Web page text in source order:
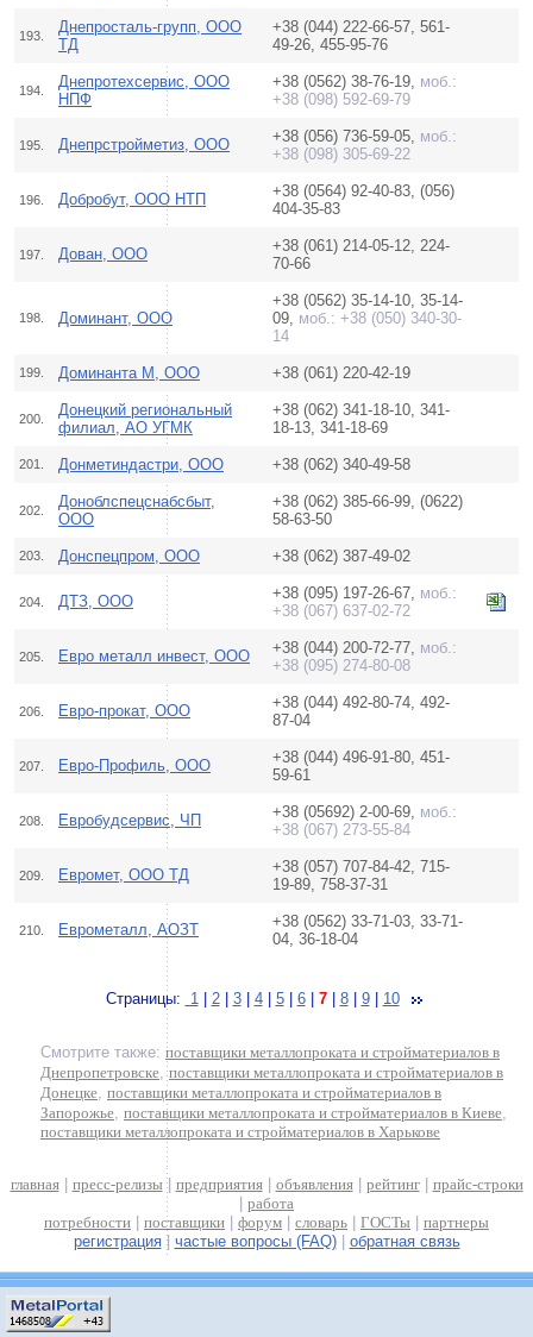
193.
Днепросталь-групп, ООО
ТД
+38 (044) 222-66-57, 561-
49-26, 455-95-76
194.
Днепротехсервис, ООО
НПФ
+38 (0562) 38-76-19, моб.:
+38 (098) 592-69-79
195. Днепрстройметиз, ООО +38 (056) 736-59-05, моб.:
+38 (098) 305-69-22
196. Добробут, ООО НТП
+38 (0564) 92-40-83, (056)
404-35-83
197. Дован, ООО
+38 (061) 214-05-12, 224-
70-66
198. Доминант, ООО
+38 (0562) 35-14-10, 35-14-
09, моб.: +38 (050) 340-30-
14
199. Доминанта М, ООО +38 (061) 220-42-19
200.
Донецкий региональный
филиал, АО УГМК
+38 (062) 341-18-10, 341-
18-13, 341-18-69
201. Донметиндастри, ООО +38 (062) 340-49-58
202.
Доноблспецснабсбыт,
ООО
+38 (062) 385-66-99, (0622)
58-63-50
203. Донспецпром, ООО +38 (062) 387-49-02
204. ДТЗ, ООО +38 (095) 197-26-67, моб.:
+38 (067) 637-02-72
205. Евро металл инвест, ООО +38 (044) 200-72-77, моб.:
+38 (095) 274-80-08
206. Евро-прокат, ООО
+38 (044) 492-80-74, 492-
87-04
207. Евро-Профиль, ООО
+38 (044) 496-91-80, 451-
59-61
208. Евробудсервис, ЧП +38 (05692) 2-00-69, моб.:
+38 (067) 273-55-84
209. Евромет, ООО ТД
+38 (057) 707-84-42, 715-
19-89, 758-37-31
210. Еврометалл, АОЗТ
+38 (0562) 33-71-03, 33-71-
04, 36-18-04
Страницы: 1| 2| 3| 4| 5| 6| 7| 8| 9| 10
Смотрите также: поставщики металлопроката и стройматериалов в
Днепропетровске,поставщики металлопроката и стройматериалов в
Донецке, поставщики металлопроката и стройматериалов в
Запорожье, поставщики металлопроката и стройматериалов в Киеве,
поставщики металлопроката и стройматериалов в Харькове
главная| пресс-релизы | предприятия| объявления| рейтинг| прайс-строки
работа
потребности
поставщики форум словарь ГОСТы
партнеры
регистрация| частые вопросы (FAQ)| обратная связь